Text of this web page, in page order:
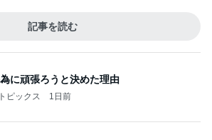
記事を読む
に頑張ろうと決めた理由
ピックス 1日前